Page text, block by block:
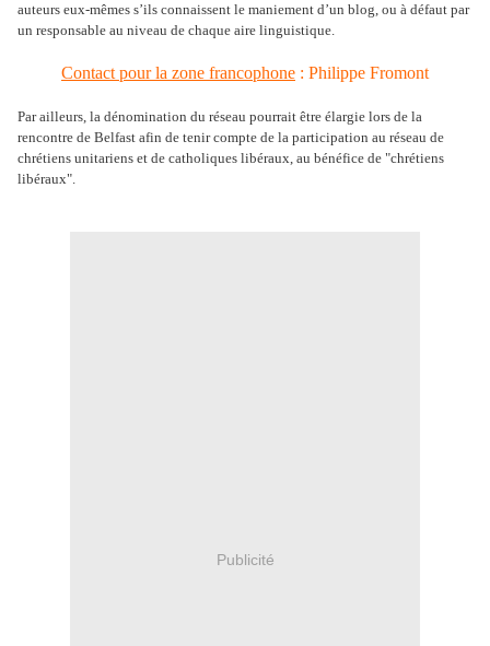
auteurs eux-mêmes s’ils connaissent le maniement d’un blog, ou à défaut par
un responsable au niveau de chaque aire linguistique.
Contact pour la zone francophone : Philippe Fromont
Par ailleurs, la dénomination du réseau pourrait être élargie lors de la
rencontre de Belfast afin de tenir compte de la participation au réseau de
chrétiens unitariens et de catholiques libéraux, au bénéfice de "chrétiens
libéraux".
Publicité